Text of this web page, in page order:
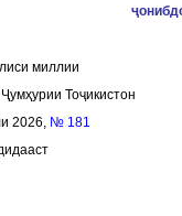
миллии
Тоҷикистон
2026, № 181